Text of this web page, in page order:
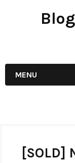
MENU
[SOLD]